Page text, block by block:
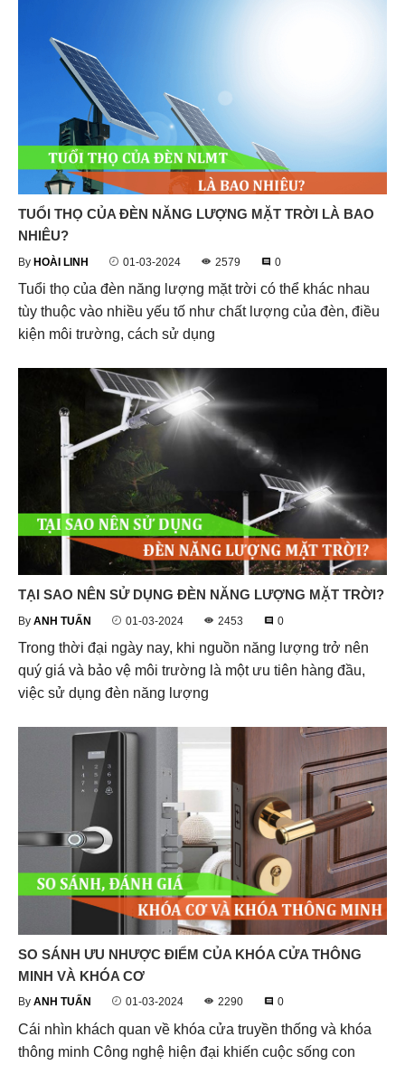
TUỔI THỌ CỦA ĐÈN NĂNG LƯỢNG MẶT TRỜI LÀ BAO
NHIÊU?
By HOÀI LINH 01-03-2024 2579 0
Tuổi thọ của đèn năng lượng mặt trời có thể khác nhau
tùy thuộc vào nhiều yếu tố như chất lượng của đèn, điều
kiện môi trường, cách sử dụng
TẠI SAO NÊN SỬ DỤNG ĐÈN NĂNG LƯỢNG MẶT TRỜI?
By ANH TUẤN 01-03-2024 2453 0
Trong thời đại ngày nay, khi nguồn năng lượng trở nên
quý giá và bảo vệ môi trường là một ưu tiên hàng đầu,
việc sử dụng đèn năng lượng
SO SÁNH ƯU NHƯỢC ĐIỂM CỦA KHÓA CỬA THÔNG
MINH VÀ KHÓA CƠ
By ANH TUẤN 01-03-2024 2290 0
Cái nhìn khách quan về khóa cửa truyền thống và khóa
thông minh Công nghệ hiện đại khiến cuộc sống con